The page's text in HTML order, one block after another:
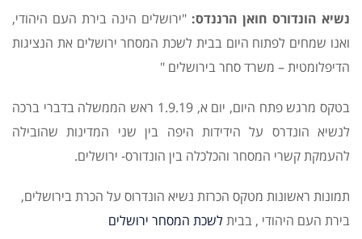
נשיא הונדורס חואן הרננדס: "ירושלים הינה בירת העם היהודי,
ואנו שמחים לפתוח היום בבית לשכת המסחר ירושלים את הנציגות
הדיפלומטית – משרד סחר בירושלים "
בטקס מרגש פתח היום, יום א, 1.9.19 ראש הממשלה בדברי ברכה
לנשיא הונדרס על הידידות היפה בין שני המדינות שהובילה
להעמקת קשרי המסחר והכלכלה בין הונדורס- ירושלים.
תמונות ראשונות מטקס הכרזת נשיא הונדרוס על הכרת בירושלים,
בירת העם היהודי , בביתלשכת המסחר ירושלים